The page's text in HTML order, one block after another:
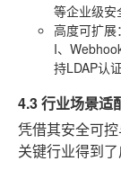
等企业级安
高度可扩展
I、
持LDAP认
4.3 行业场景适
凭借其安全可
关键行业得到了